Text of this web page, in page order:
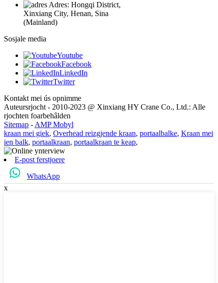
Adres: Hongqi District,
Xinxiang City, Henan, Sina
(Mainland)
Sosjale media
Youtube
Facebook
LinkedIn
Twitter
Kontakt mei ús opnimme
Auteursrjocht - 2010-2023 @ Xinxiang HY Crane Co., Ltd.: Alle
rjochten foarbehâlden
Sitemap - AMP Mobyl
kraan mei giek, Overhead reizgjende kraan, portaalbalke, Kraan mei
ien balk, portaalkraan, portaalkraan te keap,
E-post ferstjoere
WhatsApp
x